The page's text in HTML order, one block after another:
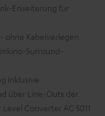
Erweiterung für
ohne Kabelverlegen
Surround-
inklusive
über Line-Outs der
Converter AC 5011